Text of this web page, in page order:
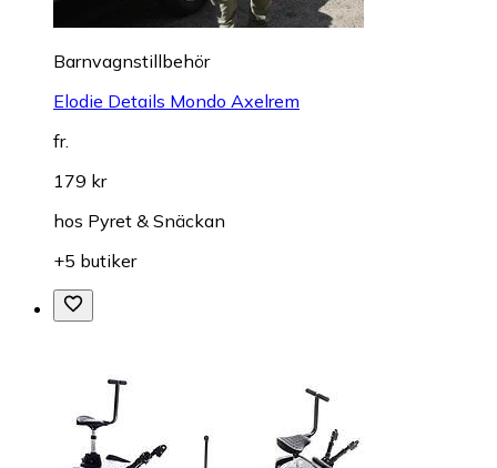
Barnvagnstillbehör
Elodie Details Mondo Axelrem
fr.
179 kr
hos Pyret & Snäckan
+5 butiker